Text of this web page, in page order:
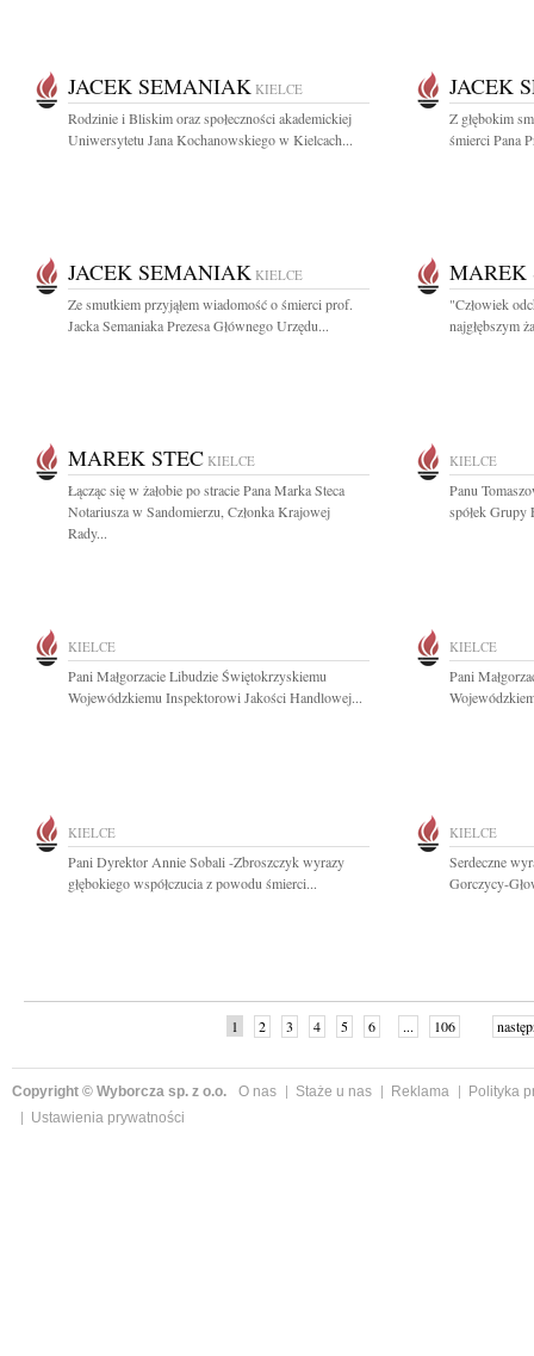
JACEK SEMANIAK KIELCE
Rodzinie i Bliskim oraz społeczności akademickiej
Uniwersytetu Jana Kochanowskiego w Kielcach...
JACEK
Z głębokim
śmierci Pana
JACEK SEMANIAK KIELCE
Ze smutkiem przyjąłem wiadomość o śmierci prof.
Jacka Semaniaka Prezesa Głównego Urzędu...
MAREK
"Człowiek
najgłębszym
MAREK STEC KIELCE
Łącząc się w żałobie po stracie Pana Marka Steca
Notariusza w Sandomierzu, Członka Krajowej
Rady...
KIELCE
Panu
spółek
KIELCE
Pani Małgorzacie Libudzie Świętokrzyskiemu
Wojewódzkiemu Inspektorowi Jakości Handlowej...
KIELCE
Pani
KIELCE
Pani Dyrektor Annie Sobali -Zbroszczyk wyrazy
głębokiego współczucia z powodu śmierci...
KIELCE
Serdeczne
Gorczycy-
1 2 3 4 5 6 ... 106
Copyright © Wyborcza sp. z o.o. O nas Staże u nas Reklama
Polityka
Ustawienia prywatności